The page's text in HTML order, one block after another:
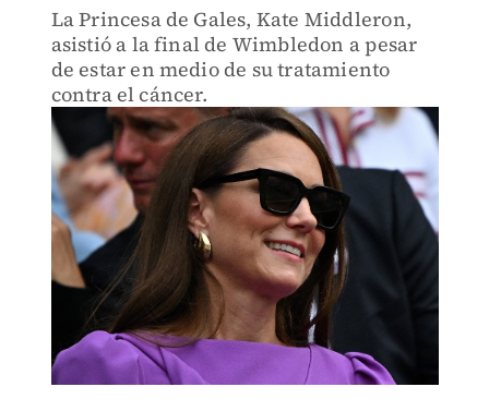
La Princesa de Gales, Kate Middleron,
asistió a la final de Wimbledon a pesar
de estar en medio de su tratamiento
contra el cáncer.